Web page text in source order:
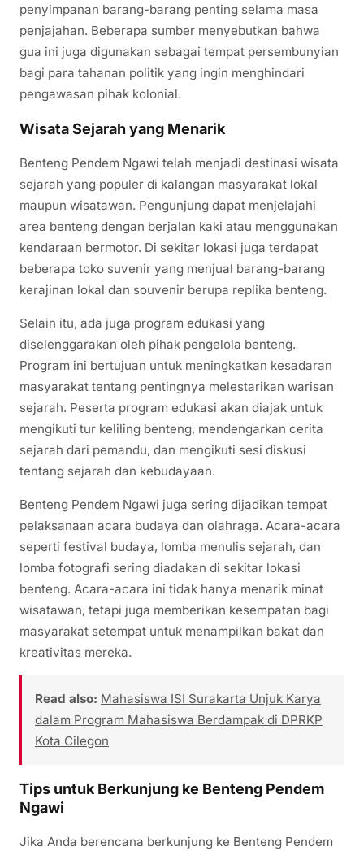
penyimpanan barang-barang penting selama masa
penjajahan. Beberapa sumber menyebutkan bahwa
gua ini juga digunakan sebagai tempat persembunyian
bagi para tahanan politik yang ingin menghindari
pengawasan pihak kolonial.
Wisata Sejarah yang Menarik
Benteng Pendem Ngawi telah menjadi destinasi wisata
sejarah yang populer di kalangan masyarakat lokal
maupun wisatawan. Pengunjung dapat menjelajahi
area benteng dengan berjalan kaki atau menggunakan
kendaraan bermotor. Di sekitar lokasi juga terdapat
beberapa toko suvenir yang menjual barang-barang
kerajinan lokal dan souvenir berupa replika benteng.
Selain itu, ada juga program edukasi yang
diselenggarakan oleh pihak pengelola benteng.
Program ini bertujuan untuk meningkatkan kesadaran
masyarakat tentang pentingnya melestarikan warisan
sejarah. Peserta program edukasi akan diajak untuk
mengikuti tur keliling benteng, mendengarkan cerita
sejarah dari pemandu, dan mengikuti sesi diskusi
tentang sejarah dan kebudayaan.
Benteng Pendem Ngawi juga sering dijadikan tempat
pelaksanaan acara budaya dan olahraga. Acara-acara
seperti festival budaya, lomba menulis sejarah, dan
lomba fotografi sering diadakan di sekitar lokasi
benteng. Acara-acara ini tidak hanya menarik minat
wisatawan, tetapi juga memberikan kesempatan bagi
masyarakat setempat untuk menampilkan bakat dan
kreativitas mereka.
Read also: Mahasiswa ISI Surakarta Unjuk Karya
dalam Program Mahasiswa Berdampak di DPRKP
Kota Cilegon
Tips untuk Berkunjung ke Benteng Pendem
Ngawi
Jika Anda berencana berkunjung ke Benteng Pendem